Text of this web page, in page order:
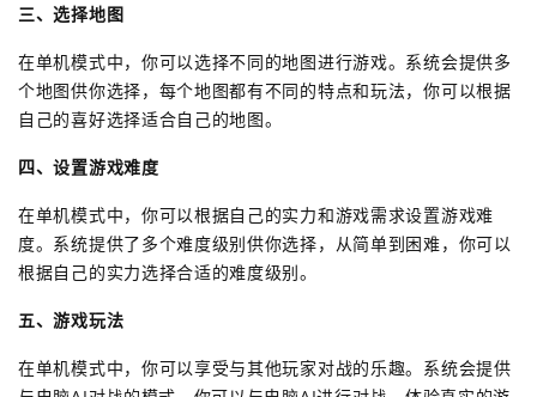
三、选择地图
在单机模式中，你可以选择不同的地图进行游戏。系统会提供多
个地图供你选择，每个地图都有不同的特点和玩法，你可以根据
自己的喜好选择适合自己的地图。
四、设置游戏难度
在单机模式中，你可以根据自己的实力和游戏需求设置游戏难
度。系统提供了多个难度级别供你选择，从简单到困难，你可以
根据自己的实力选择合适的难度级别。
五、游戏玩法
在单机模式中，你可以享受与其他玩家对战的乐趣。系统会提供